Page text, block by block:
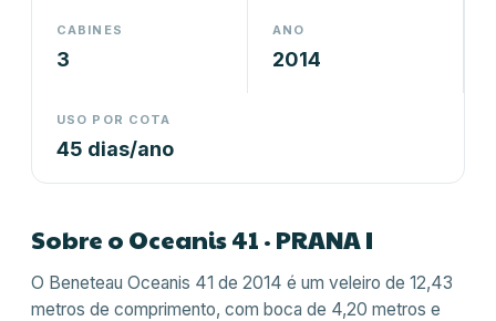
CABINES
3
ANO
2014
USO POR COTA
45 dias/ano
Sobre o Oceanis 41 · PRANA I
O Beneteau Oceanis 41 de 2014 é um veleiro de 12,43
metros de comprimento, com boca de 4,20 metros e